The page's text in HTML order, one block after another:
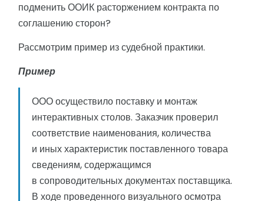
подменить ООИК расторжением контракта по
соглашению сторон?
Рассмотрим пример из судебной практики.
Пример
ООО осуществило поставку и монтаж
интерактивных столов. Заказчик проверил
соответствие наименования, количества
и иных характеристик поставленного товара
сведениям, содержащимся
в сопроводительных документах поставщика.
В ходе проведенного визуального осмотра